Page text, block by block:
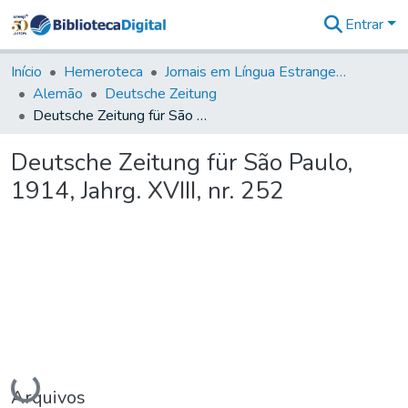
&
Coleções
Tudo na
Biblioteca
Estatísticas
Entrar
Início Hemeroteca
Jornais em Língua Estrangeira
Alemão
Deutsche Zeitung
Deutsche Zeitung für São Paulo, 1914, Jahrg. XVIII, nr. 252
Deutsche Zeitung für São Paulo,
1914, Jahrg. XVIII, nr. 252
Carregando...
Arquivos